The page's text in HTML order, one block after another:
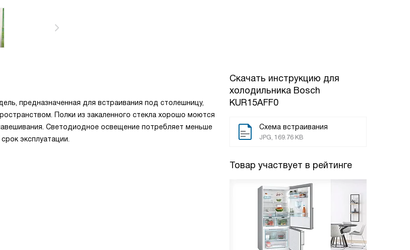
Скачать инструкцию для
холодильника Bosch
KUR15AFF0
Схема встраивания
JPG, 169.76 KB
Товар участвует в рейтинге
предназначенная для встраивания под столешницу,
Полки из закаленного стекла хорошо моются
Светодиодное освещение потребляет меньше
эксплуатации.